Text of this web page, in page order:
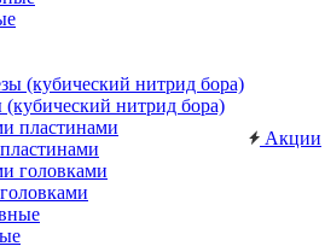
нитрид бора)
Акции